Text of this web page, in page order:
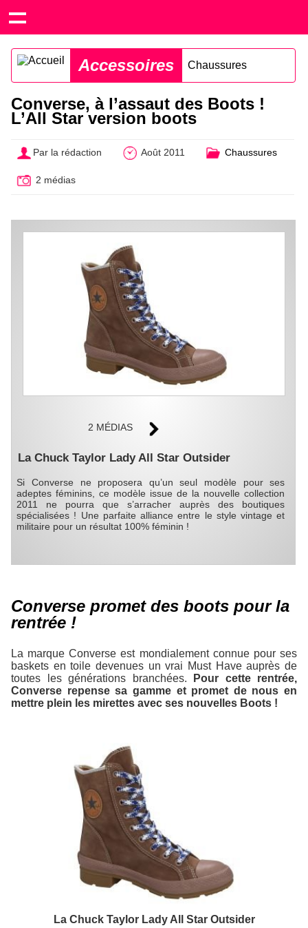
Accessoires Chaussures
Converse, à l’assaut des Boots !
L’All Star version boots
Par la rédaction Août 2011 Chaussures
2 médias
2 MÉDIAS
La Chuck Taylor Lady All Star Outsider
Si Converse ne proposera qu’un seul modèle pour ses
adeptes féminins, ce modèle issue de la nouvelle collection
2011 ne pourra que s’arracher auprès des boutiques
spécialisées ! Une parfaite alliance entre le style vintage et
militaire pour un résultat 100% féminin !
Converse promet des boots pour la
rentrée !
La marque Converse est mondialement connue pour ses
baskets en toile devenues un vrai Must Have auprès de
toutes les générations branchées.
Pour cette rentrée,
Converse repense sa gamme et promet de nous en
mettre plein les mirettes avec ses nouvelles Boots !
La Chuck Taylor Lady All Star Outsider